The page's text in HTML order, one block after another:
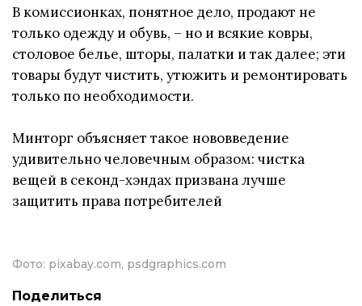
В комиссионках, понятное дело, продают не
только одежду и обувь, – но и всякие ковры,
столовое белье, шторы, палатки и так далее; эти
товары будут чистить, утюжить и ремонтировать
только по необходимости.
Минторг объясняет такое нововведение
удивительно человечным образом: чистка
вещей в секонд-хэндах призвана лучше
защитить права потребителей
Фото: pixabay.com, psdgraphics.com
Поделиться